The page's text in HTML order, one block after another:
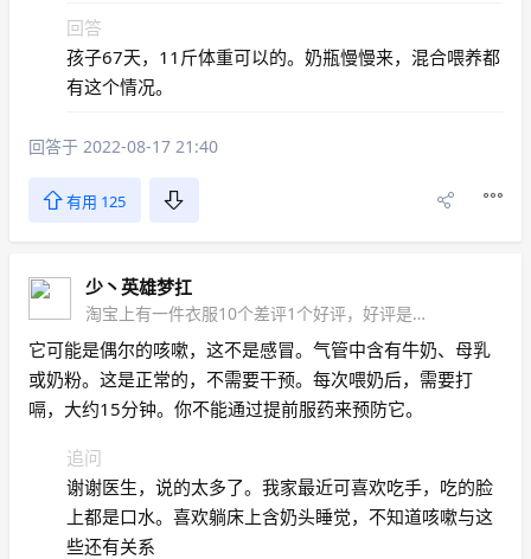
回答
孩子67天，11斤体重可以的。奶瓶慢慢来，混合喂养都
有这个情况。
回答于 2022-08-17 21:40
有用 125
少丶英雄梦扛
淘宝上有一件衣服10个差评1个好评，好评是：帮同学买的
它可能是偶尔的咳嗽，这不是感冒。气管中含有牛奶、母乳
或奶粉。这是正常的，不需要干预。每次喂奶后，需要打
嗝，大约15分钟。你不能通过提前服药来预防它。
追问
谢谢医生，说的太多了。我家最近可喜欢吃手，吃的脸
上都是口水。喜欢躺床上含奶头睡觉，不知道咳嗽与这
些还有关系